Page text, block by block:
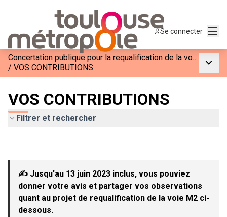
Se connecter
Concertation publique pour la requalification de la voie M2
/ VOS CONTRIBUTIONS
VOS CONTRIBUTIONS
Filtrer et rechercher
✍ Jusqu'au 13 juin 2023 inclus, vous pouviez
donner votre avis et partager vos observations
quant au projet de requalification de la voie M2 ci-
dessous.